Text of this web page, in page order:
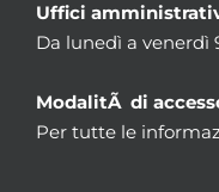
Uffici
Da lunedì a venerdì
ModalitÃ di
Per tutte le